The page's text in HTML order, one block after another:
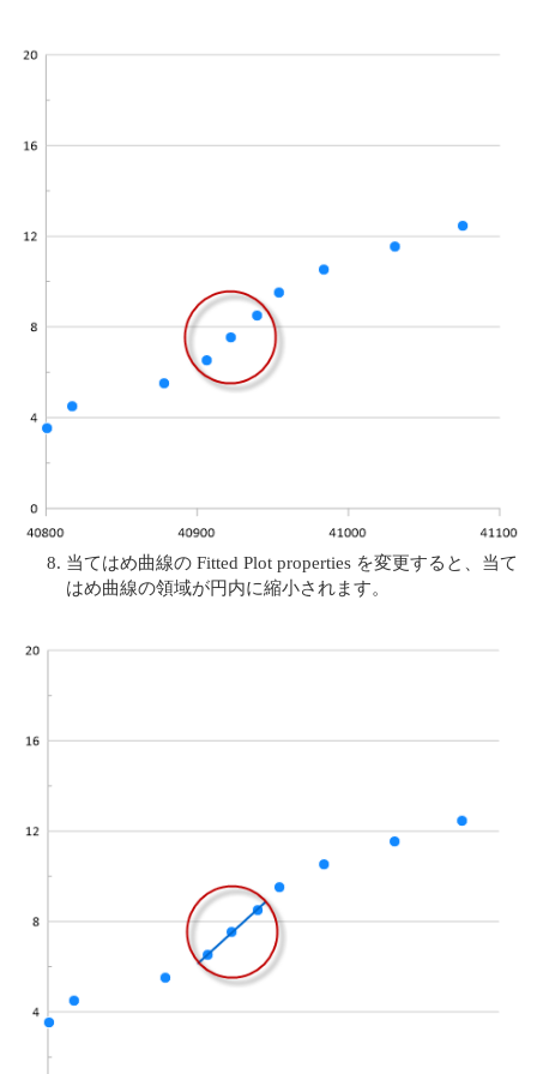
当てはめ曲線の Fitted Plot properties を変更すると、当て
はめ曲線の領域が円内に縮小されます。